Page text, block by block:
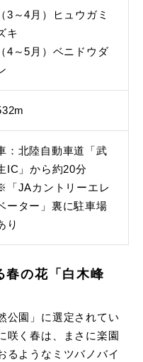
（3～4月）ヒュウガミ
キ
（4～5月）ベニドウダ
：北陸自動車道「武
IC」から約20分
「JAカントリーエレ
ーター」裏に駐車場
り
の花「白木峰
公園」に選定されてい
咲く春は、まさに楽園
るようなミツバノバイ